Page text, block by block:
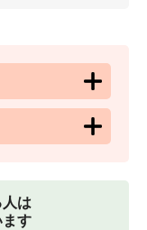
は
ます